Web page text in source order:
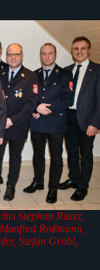
Stephan Ritzer,
Roßmann,
Stefan Gröbl,